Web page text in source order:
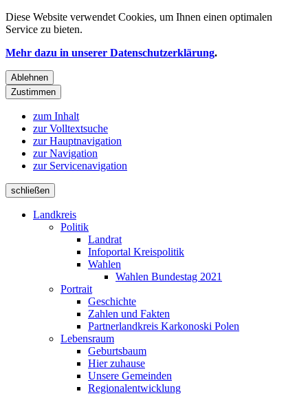
Diese Website verwendet Cookies, um Ihnen einen optimalen
Service zu bieten.
Mehr dazu in unserer Datenschutzerklärung.
Ablehnen
Zustimmen
zum Inhalt
zur Volltextsuche
zur Hauptnavigation
zur Navigation
zur Servicenavigation
schließen
Landkreis
Politik
Landrat
Infoportal Kreispolitik
Wahlen
Wahlen Bundestag 2021
Portrait
Geschichte
Zahlen und Fakten
Partnerlandkreis Karkonoski Polen
Lebensraum
Geburtsbaum
Hier zuhause
Unsere Gemeinden
Regionalentwicklung